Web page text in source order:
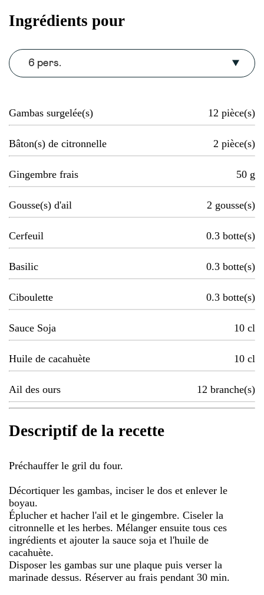
Ingrédients pour
6 pers.
Gambas surgelée(s) 12 pièce(s)
Bâton(s) de citronnelle 2 pièce(s)
Gingembre frais 50 g
Gousse(s) d'ail 2 gousse(s)
Cerfeuil 0.3 botte(s)
Basilic 0.3 botte(s)
Ciboulette 0.3 botte(s)
Sauce Soja 10 cl
Huile de cacahuète 10 cl
Ail des ours 12 branche(s)
Descriptif de la recette
Préchauffer le gril du four.
Décortiquer les gambas, inciser le dos et enlever le
boyau.
Éplucher et hacher l'ail et le gingembre. Ciseler la
citronnelle et les herbes. Mélanger ensuite tous ces
ingrédients et ajouter la sauce soja et l'huile de
cacahuète.
Disposer les gambas sur une plaque puis verser la
marinade dessus. Réserver au frais pendant 30 min.